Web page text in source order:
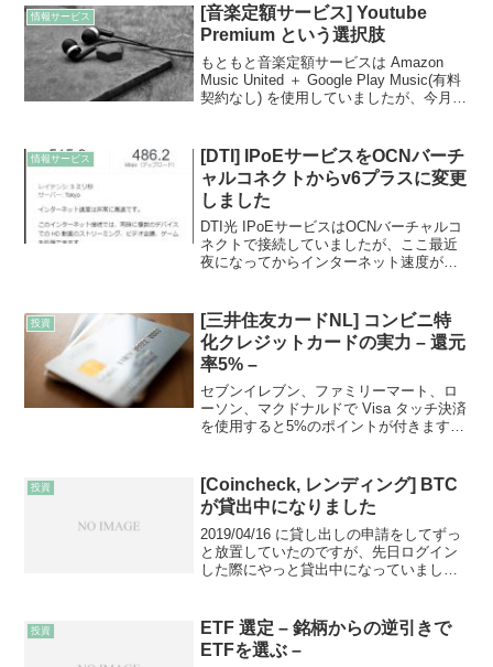
情報サービス
[音楽定額サービス] Youtube
Premium という選択肢
もともと音楽定額サービスは Amazon
Music United ＋ Google Play Music(有料
契約なし) を使用していましたが、今月頭
情報サービス
[DTI] IPoEサービスをOCNバーチ
ャルコネクトからv6プラスに変更
しました
DTI光 IPoEサービスはOCNバーチャルコ
ネクトで接続していましたが、ここ最近
夜になってからインターネット速度が遅
30Mbps程度出てはいるのですが、...
投資
[三井住友カードNL] コンビニ特
化クレジットカードの実力 – 還元
率5% –
セブンイレブン、ファミリーマート、ロ
ーソン、マクドナルドで Visa タッチ決済
を使用すると5%のポイントが付きます。
バックを利用することで 1ポイント=1円
で...
投資
[Coincheck, レンディング] BTC
が貸出中になりました
2019/04/16 に貸し出しの申請をしてずっ
と放置していたのですが、先日ログイン
した際にやっと貸出中になっていまし
数は1枚です。貸出中になった際にメ...
投資
ETF 選定 – 銘柄からの逆引きで
ETFを選ぶ –